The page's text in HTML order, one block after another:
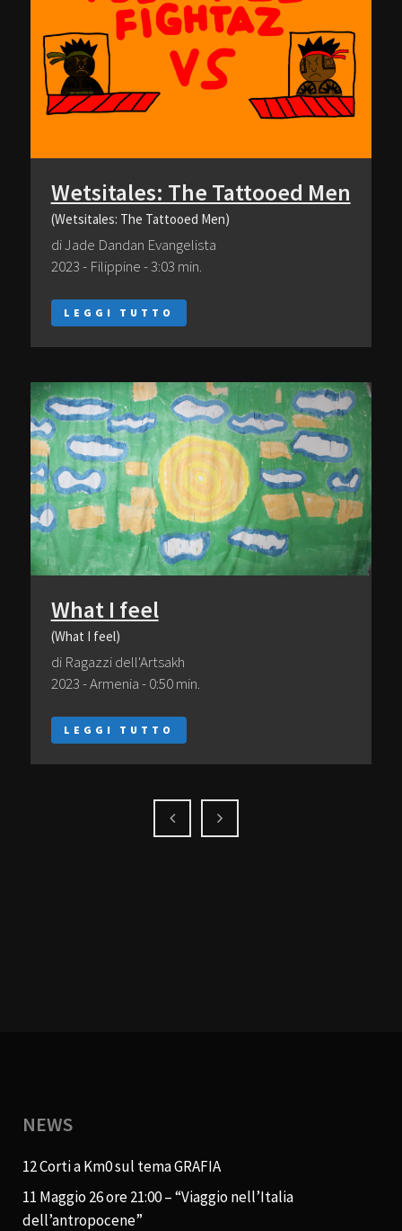
Wetsitales: The Tattooed Men
(Wetsitales: The Tattooed Men)
di Jade Dandan Evangelista
2023 - Filippine - 3:03 min.
LEGGI TUTTO
What I feel
(What I feel)
di Ragazzi dell'Artsakh
2023 - Armenia - 0:50 min.
LEGGI TUTTO
NEWS
12 Corti a Km0 sul tema GRAFIA
11 Maggio 26 ore 21:00 – “Viaggio nell’Italia
dell’antropocene”